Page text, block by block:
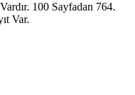
100 Sayfadan 764.
Var.